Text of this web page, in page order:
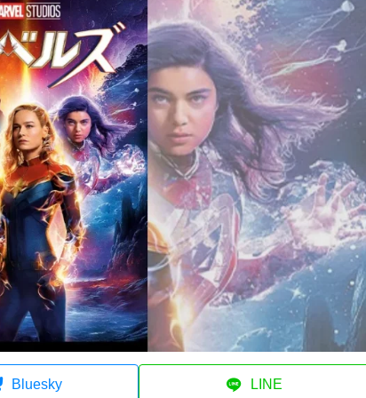
Bluesky LINE